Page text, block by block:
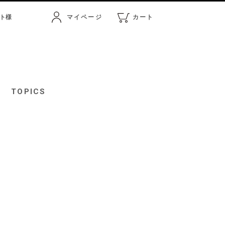
様 マイページ カート
TOPICS